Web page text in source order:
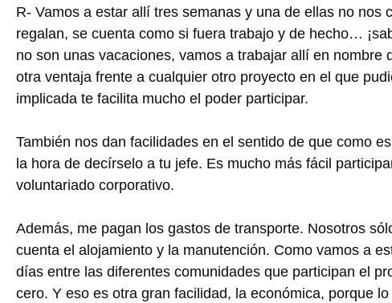
R- Vamos a estar allí tres semanas y una de ellas no nos
regalan, se cuenta como si fuera trabajo y de hecho…
no son unas vacaciones, vamos a trabajar allí en nombre
otra ventaja frente a cualquier otro proyecto en el que
implicada te facilita mucho el poder participar.
También nos dan facilidades en el sentido de que como
la hora de decírselo a tu jefe. Es mucho más fácil
voluntariado corporativo.
Además, me pagan los gastos de transporte. Nosotros
cuenta el alojamiento y la manutención. Como vamos a
días entre las diferentes comunidades que participan el
cero. Y eso es otra gran facilidad, la económica, porque